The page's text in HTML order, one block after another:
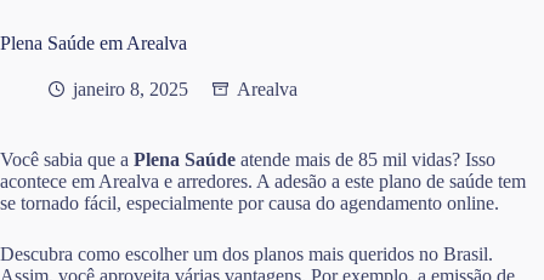
Plena Saúde em Arealva
janeiro 8, 2025 Arealva
Você sabia que a Plena Saúde atende mais de 85 mil vidas? Isso
acontece em Arealva e arredores. A adesão a este plano de saúde tem
se tornado fácil, especialmente por causa do agendamento online.
Descubra como escolher um dos planos mais queridos no Brasil.
Assim, você aproveita várias vantagens. Por exemplo, a emissão de